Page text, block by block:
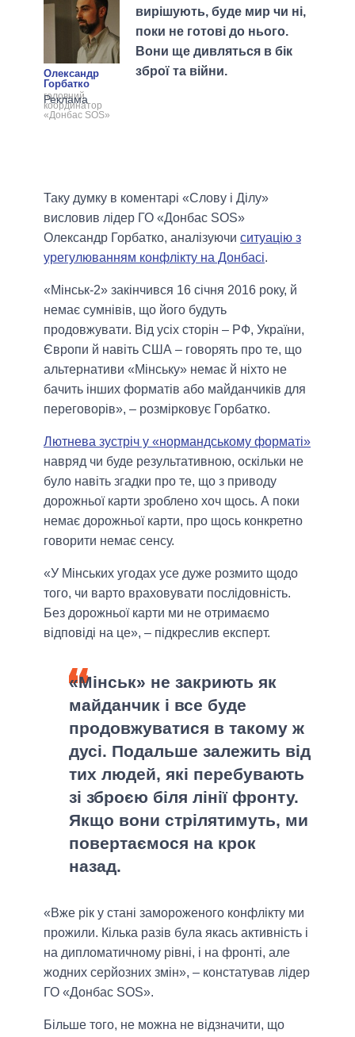
Олександр
Горбатко
головний
координатор
«Донбас SOS»
вирішують, буде мир чи ні,
поки не готові до нього.
Вони ще дивляться в бік
зброї та війни.
Таку думку в коментарі «Слову і Ділу»
висловив лідер ГО «Донбас SOS»
Олександр Горбатко, аналізуючи ситуацію з
урегулюванням конфлікту на Донбасі.
«Мінськ-2» закінчився 16 січня 2016 року, й
немає сумнівів, що його будуть
продовжувати. Від усіх сторін – РФ, України,
Європи й навіть США – говорять про те, що
альтернативи «Мінську» немає й ніхто не
бачить інших форматів або майданчиків для
переговорів», – розмірковує Горбатко.
Лютнева зустріч у «нормандському форматі»
навряд чи буде результативною, оскільки не
було навіть згадки про те, що з приводу
дорожньої карти зроблено хоч щось. А поки
немає дорожньої карти, про щось конкретно
говорити немає сенсу.
«У Мінських угодах усе дуже розмито щодо
того, чи варто враховувати послідовність.
Без дорожньої карти ми не отримаємо
відповіді на це», – підкреслив експерт.
«Мінськ» не закриють як
майданчик і все буде
продовжуватися в такому ж
дусі. Подальше залежить від
тих людей, які перебувають
зі зброєю біля лінії фронту.
Якщо вони стрілятимуть, ми
повертаємося на крок
назад.
«Вже рік у стані замороженого конфлікту ми
прожили. Кілька разів була якась активність і
на дипломатичному рівні, і на фронті, але
жодних серйозних змін», – констатував лідер
ГО «Донбас SOS».
Більше того, не можна не відзначити, що